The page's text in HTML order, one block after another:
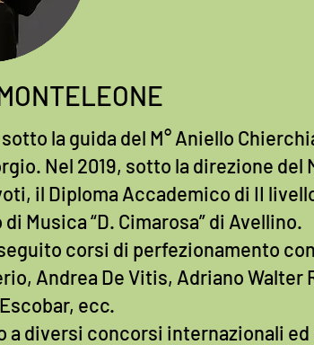
la guida del M° Aniello
Nel 2019, sotto la direzione
il Diploma Accademico di II
Musica “D. Cimarosa” di Avellino.
corsi di perfezionamento
Andrea De Vitis, Adriano Walter
ecc.
a diversi concorsi internazionali